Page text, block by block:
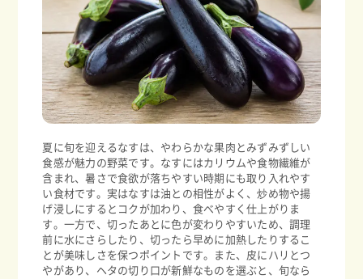
夏に旬を迎えるなすは、やわらかな果肉とみずみずしい
食感が魅力の野菜です。なすにはカリウムや食物繊維が
含まれ、暑さで食欲が落ちやすい時期にも取り入れやす
い食材です。実はなすは油との相性がよく、炒め物や揚
げ浸しにするとコクが加わり、食べやすく仕上がりま
す。一方で、切ったあとに色が変わりやすいため、調理
前に水にさらしたり、切ったら早めに加熱したりするこ
とが美味しさを保つポイントです。また、皮にハリとつ
やがあり、ヘタの切り口が新鮮なものを選ぶと、旬なら